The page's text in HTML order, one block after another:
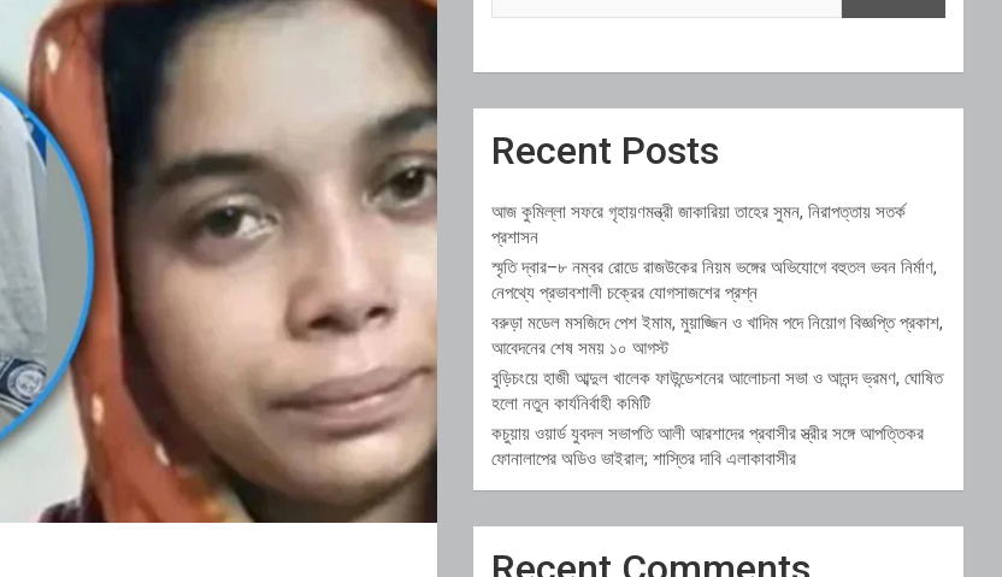
Recent Posts
আজ কুমিল্লা সফরে গৃহায়ণমন্ত্রী জাকারিয়া তাহের সুমন, নিরাপত্তায় সতর্ক
প্রশাসন
স্মৃতি দ্বার–৮ নম্বর রোডে রাজউকের নিয়ম ভঙ্গের অভিযোগে বহুতল ভবন নির্মাণ,
নেপথ্যে প্রভাবশালী চক্রের যোগসাজশের প্রশ্ন
বরুড়া মডেল মসজিদে পেশ ইমাম, মুয়াজ্জিন ও খাদিম পদে নিয়োগ বিজ্ঞপ্তি প্রকাশ,
আবেদনের শেষ সময় ১০ আগস্ট
বুড়িচংয়ে হাজী আব্দুল খালেক ফাউন্ডেশনের আলোচনা সভা ও আনন্দ ভ্রমণ, ঘোষিত
হলো নতুন কার্যনির্বাহী কমিটি
কচুয়ায় ওয়ার্ড যুবদল সভাপতি আলী আরশাদের প্রবাসীর স্ত্রীর সঙ্গে আপত্তিকর
ফোনালাপের অডিও ভাইরাল; শাস্তির দাবি এলাকাবাসীর